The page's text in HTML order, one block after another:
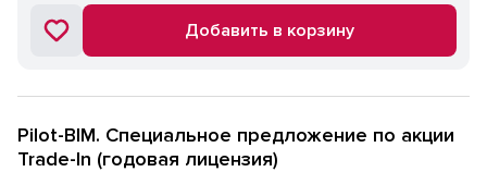
Добавить в корзину
Pilot-BIM. Специальное предложение по акции
Trade-In (годовая лицензия)